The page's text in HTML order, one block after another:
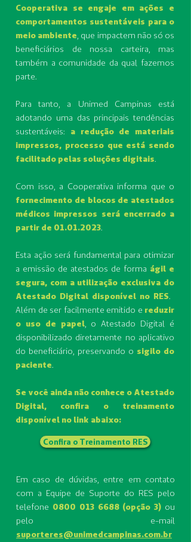
Cooperativa se engaje em ações e
comportamentos sustentáveis para o
meio ambiente, que impactem não só os
beneficiários de nossa carteira, mas
também a comunidade da qual fazemos
parte.
Para tanto, a Unimed Campinas está
adotando uma das principais tendências
sustentáveis: a redução de materiais
impressos, processo que está sendo
facilitado pelas soluções digitais.
Com isso, a Cooperativa informa que o
fornecimento de blocos de atestados
médicos impressos será encerrado a
partir de 01.01.2023.
​Esta ação será fundamental para otimizar
a emissão de atestados de forma ágil e
segura, com a utilização exclusiva do
Atestado Digital disponível no RES. ​
Além de ser facilmente emitido e reduzir
o uso de papel, o Atestado Digital é
disponibilizado diretamente no aplicativo
do beneficiário, preservando o sigilo do
paciente.​
Se você ainda não conhece o Atestado
Digital, confira o treinamento
disponível no link abaixo:
Confira o Treinamento RES
Em caso de dúvidas, entre em contato
com a Equipe de Suporte do RES pelo
telefone 0800 013 6688(opção 3) ou
pelo e-mail
suporteres@unimedcampinas.com.br